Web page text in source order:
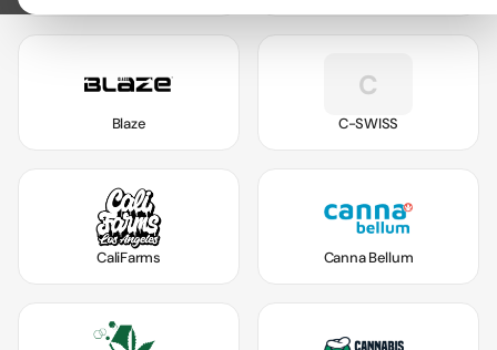
Blaze
C
C-SWISS
CaliFarms Canna Bellum